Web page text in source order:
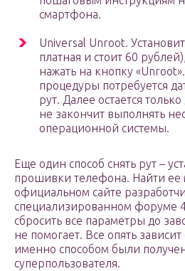
смартфона.
Universal Unroot.
платная и стоит 60
нажать на кнопку
процедуры потребуется
рут. Далее остается
не закончит выполнять
операционной системы.
Еще один способ снять рут –
прошивки телефона. Найти ее
официальном сайте
специализированном форуме
сбросить все параметры до
не помогает. Все опять
именно способом были
суперпользователя.